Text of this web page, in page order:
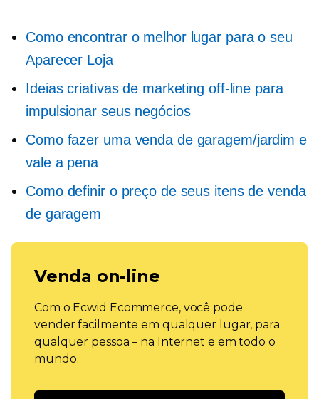
Como encontrar o melhor lugar para o seu
Aparecer Loja
Ideias criativas de marketing off-line para
impulsionar seus negócios
Como fazer uma venda de garagem/jardim e
vale a pena
Como definir o preço de seus itens de venda
de garagem
Venda on-line
Com o Ecwid Ecommerce, você pode
vender facilmente em qualquer lugar, para
qualquer pessoa – na Internet e em todo o
mundo.